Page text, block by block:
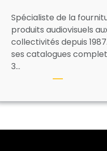
Spécialiste de la
produits audiovisuels
collectivités depuis
ses catalogues
3…